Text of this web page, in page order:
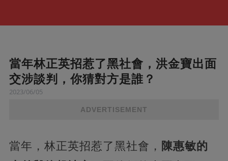
當年林正英招惹了黑社會，洪金寶出面
交涉談判，你猜對方是誰？
2023/06/05
ADVERTISEMENT
當年，林正英招惹了黑社會， 陳惠敏的